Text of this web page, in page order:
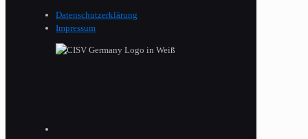
Datenschutzerklärung
Impressum